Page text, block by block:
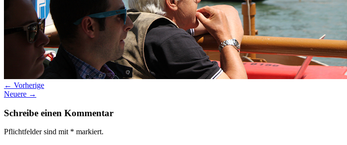
← Vorherige
Neuere →
Schreibe einen Kommentar
Pflichtfelder sind mit * markiert.
Blogparade Blumen Buchempfehlung design DIY Farben Filter Fotoprojekt
tipps Makro Monochrom Produkttest S-/W Schnee Schwarz-Weiß SEO Sommer Stockfotografie